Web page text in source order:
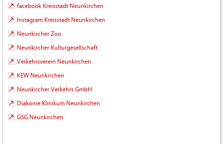
facebook Kreisstadt Neunkirchen
Instagram Kreisstadt Neunkirchen
Neunkircher Zoo
Neunkircher Kulturgesellschaft
Verkehrsverein Neunkirchen
KEW Neunkirchen
Neunkircher Verkehrs GmbH
Diakonie Klinikum Neunkirchen
GSG Neunkirchen